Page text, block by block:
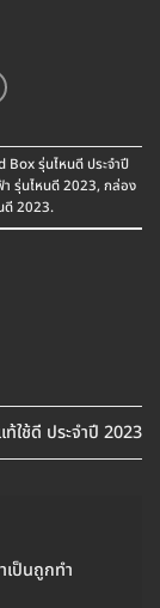
Box รุ่นไหนดี ประจำปี
รุ่นไหนดี 2023, กล่อง
ดี 2023.
ใช้ดี ประจำปี 2023
เป็นถูกทำ